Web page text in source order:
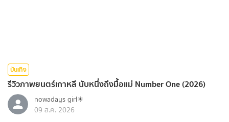
บันเทิง
รีวิวภาพยนตร์เกาหลี นับหนึ่งถึงมื้อแม่ Number One (2026)
nowadays girl☀︎︎
09 ส.ค. 2026